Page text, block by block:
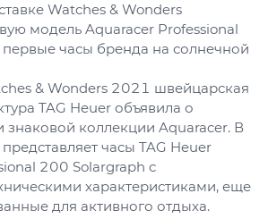
Watches & Wonders
модель Aquaracer Professional
часы бренда на солнечной
& Wonders 2021 швейцарская
TAG Heuer объявила о
коллекции Aquaracer. В
часы TAG Heuer
200 Solargraph с
характеристиками, еще
для активного отдыха.